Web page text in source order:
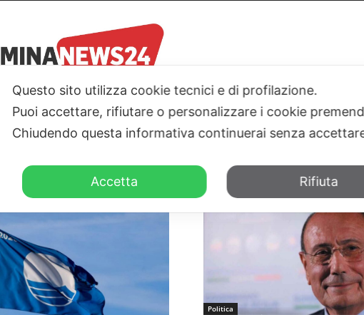
TAORMINA ITALIA – ESTERI PARLAMENTO SICILIA SALUTE
Siciliana
Politica
Questo sito utilizza cookie tecnici e di profilazione.
Puoi accettare, rifiutare o personalizzare i cookie
Chiudendo questa informativa continuerai senza
Accetta Rifiuta